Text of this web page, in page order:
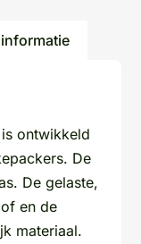
ontwikkeld
De
De gelaste,
en de
materiaal.